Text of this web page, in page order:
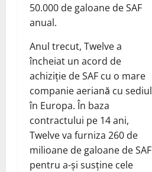
50.000 de galoane de SAF
anual.
Anul trecut, Twelve a
încheiat un acord de
achiziție de SAF cu o mare
companie aeriană cu sediul
în Europa. În baza
contractului pe 14 ani,
Twelve va furniza 260 de
milioane de galoane de SAF
pentru a-și susține cele